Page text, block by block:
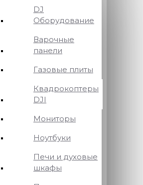
DJ
Оборудование
Варочные
панели
Газовые плиты
Квадрокоптеры
DJI
Мониторы
Ноутбуки
Печи и духовые
шкафы